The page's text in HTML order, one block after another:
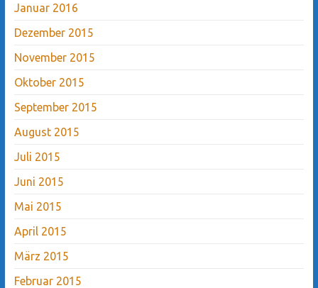
Januar 2016
Dezember 2015
November 2015
Oktober 2015
September 2015
August 2015
Juli 2015
Juni 2015
Mai 2015
April 2015
März 2015
Februar 2015